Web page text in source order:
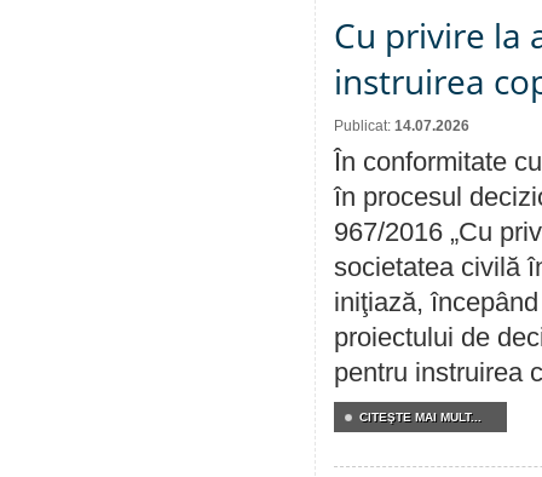
Cu privire la
instruirea
Publicat: 14.07.2026
În conformitate
în procesul
967/2016 „Cu
societatea civilă
iniţiază,
proiectului de
pentru instruirea
CITEŞTE MAI MULT...